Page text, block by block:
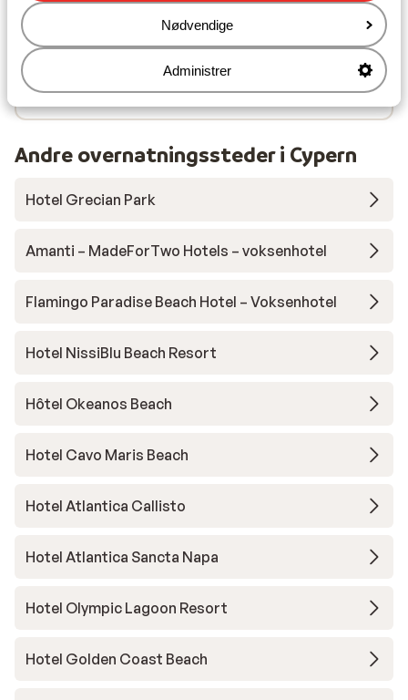
Nødvendige
Administrer
Afstand til nærmeste kiosk ca. 100 meter
Nærmeste apotek ca. 200 meter
Nærmeste læge i nærheden af
overnatningsstedet doctor on call in hotel
Nærmeste hospital ca. 5,0 kilometer
Andre overnatningssteder i Cypern
Hotel Grecian Park
Amanti – MadeForTwo Hotels – voksenhotel
Flamingo Paradise Beach Hotel – Voksenhotel
Hotel NissiBlu Beach Resort
Hôtel Okeanos Beach
Hotel Cavo Maris Beach
Hotel Atlantica Callisto
Hotel Atlantica Sancta Napa
Hotel Olympic Lagoon Resort
Hotel Golden Coast Beach